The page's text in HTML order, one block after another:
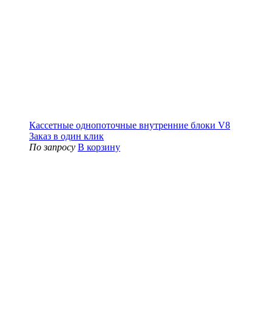
Кассетные однопоточные внутренние блоки V8
Заказ в один клик
По запросу В корзину